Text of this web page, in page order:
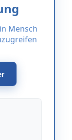
Mensch